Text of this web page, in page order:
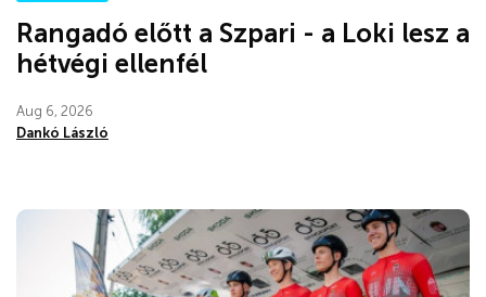
Rangadó előtt a Szpari - a Loki lesz a
hétvégi ellenfél
Aug 6, 2026
Dankó László